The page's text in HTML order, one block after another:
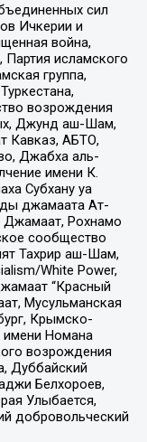
сил
Ичкерии и
война,
Партия исламского
группа,
возрождения
Джунд аш-Шам,
Кавказ, АБТО,
Джабха аль-
имени К.
Субхану уа
джамаата Ат-
Джамаат, Рохнамо
сообщество
Тахрир аш-Шам,
White Power,
“Красный
Мусульманская
Крымско-
имени Номана
возрождения
Дуббайский
Белхороев,
Улыбается,
добровольческий